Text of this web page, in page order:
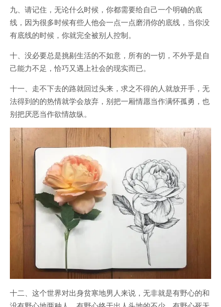
九、请记住，无论什么时候，你都需要给自己一个明确的底
线，因为很多时候有些人他会一点一点磨消你的底线，当你没
有底线的时候，你就完全被别人控制。
十、没必要总是挑剔生活的不如意，所有的一切，不外乎是自
己能力不足，恰巧又遇上社会的现实而已。
十一、走不下去的路就回过头来，求之不得的人就放开手，无
法得到的的热情就学会放弃，别把一厢情愿当作满怀孤勇，也
别把厌恶当作欲情故纵。
十二、这个世界对出身贫寒地男人来说，无非就是有野心的和